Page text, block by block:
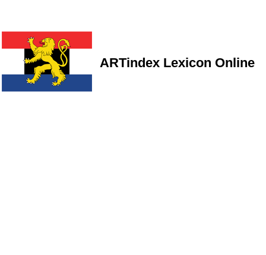
ARTindex Lexicon Online